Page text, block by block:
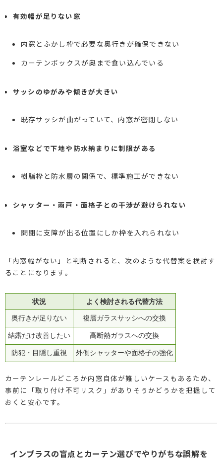
有効幅が足りない窓
内窓とふかし枠で必要な奥行きが確保できない
カーテンボックスが奥まで食い込んでいる
サッシのゆがみや傾きが大きい
既存サッシが曲がっていて、内窓が密閉しない
浴室などで下地や防水納まりに制限がある
樹脂枠と防水層の関係で、標準施工ができない
シャッター・雨戸・面格子との干渉が避けられない
開閉に支障が出る位置にしか枠を入れられない
「内窓幅がない」と判断されると、次のような代替案を検討す
ることになります。
状況 よく検討される代替方法
奥行きが足りない 複層ガラスサッシへの交換
結露だけ改善したい 高断熱ガラスへの交換
防犯・目隠し重視 外側シャッターや面格子の強化
カーテンレールどころか内窓自体が難しいケースもあるため、
事前に「取り付け不可リスク」がありそうかどうかを把握して
おくと安心です。
インプラスの盲点とカーテン選びでやりがちな誤解を